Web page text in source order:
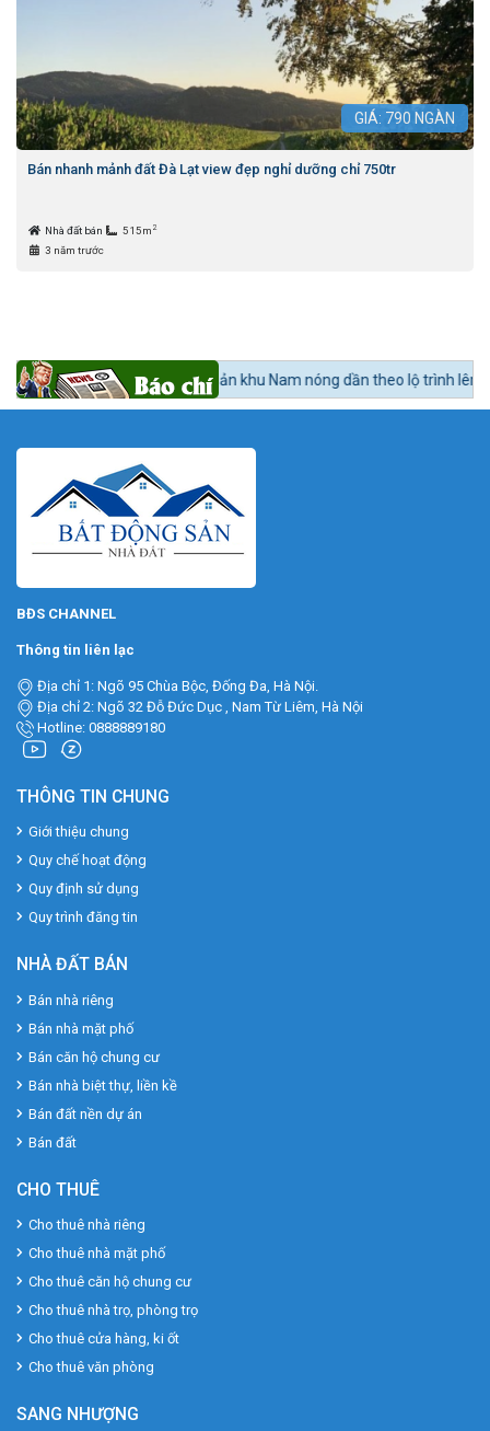
GIÁ: 790 NGÀN
Bán nhanh mảnh đất Đà Lạt view đẹp nghỉ dưỡng chỉ 750tr
Nhà đất bán 515m 2
3 năm trước
Bất động sản khu Nam nóng dần theo lộ trình lên quận Nhà Bè.
BĐS CHANNEL
Thông tin liên lạc
Địa chỉ 1: Ngõ 95 Chùa Bộc, Đống Đa, Hà Nội.
Địa chỉ 2: Ngõ 32 Đỗ Đức Dục , Nam Từ Liêm, Hà Nội
Hotline: 0888889180
THÔNG TIN CHUNG
Giới thiệu chung
Quy chế hoạt động
Quy định sử dụng
Quy trình đăng tin
NHÀ ĐẤT BÁN
Bán nhà riêng
Bán nhà mặt phố
Bán căn hộ chung cư
Bán nhà biệt thự, liền kề
Bán đất nền dự án
Bán đất
CHO THUÊ
Cho thuê nhà riêng
Cho thuê nhà mặt phố
Cho thuê căn hộ chung cư
Cho thuê nhà trọ, phòng trọ
Cho thuê cửa hàng, ki ốt
Cho thuê văn phòng
SANG NHƯỢNG